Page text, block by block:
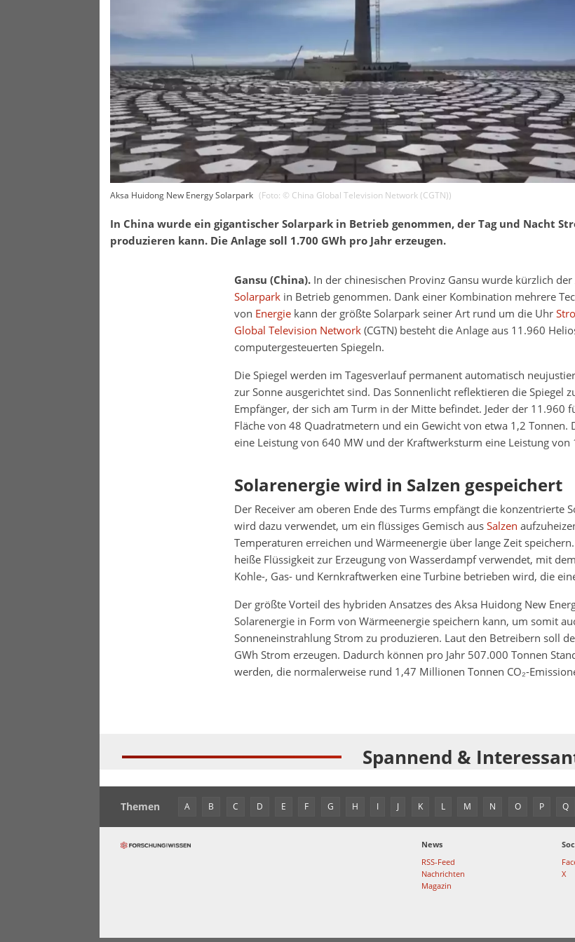
Aksa Huidong New Energy Solarpark (Foto: © China Global Television Network (CGTN))
In China wurde ein gigantischer Solarpark in Betrieb genommen, der Tag und Nacht
produzieren kann. Die Anlage soll 1.700 GWh pro Jahr erzeugen.
Gansu (China). In der chinesischen Provinz Gansu wurde kürzlich
Solarparkin Betrieb genommen. Dank einer Kombination mehrere
von Energiekann der größte Solarpark seiner Art rund um die Uhr
Global Television Network(CGTN) besteht die Anlage aus 11.960
computergesteuerten Spiegeln.
Die Spiegel werden im Tagesverlauf permanent automatisch
zur Sonne ausgerichtet sind. Das Sonnenlicht reflektieren die Spiegel
Empfänger, der sich am Turm in der Mitte befindet. Jeder der 11.960
Fläche von 48 Quadratmetern und ein Gewicht von etwa 1,2 Tonnen.
eine Leistung von 640 MW und der Kraftwerksturm eine Leistung von
Solarenergie wird in Salzen gespeichert
Der Receiver am oberen Ende des Turms empfängt die konzentrierte
wird dazu verwendet, um ein flüssiges Gemisch ausSalzen
Temperaturen erreichen und Wärmeenergie über lange Zeit
heiße Flüssigkeit zur Erzeugung von Wasserdampf verwendet, mit
Kohle-, Gas- und Kernkraftwerken eine Turbine betrieben wird, die
Der größte Vorteil des hybriden Ansatzes des Aksa Huidong New
Solarenergie in Form von Wärmeenergie speichern kann, um somit
Sonneneinstrahlung Strom zu produzieren. Laut den Betreibern soll
GWh Strom erzeugen. Dadurch können pro Jahr 507.000 Tonnen
werden, die normalerweise rund 1,47 Millionen Tonnen CO₂-
Spannend &
Themen A B C D E F G H I J K L M N O P Q
News
RSS-Feed
Nachrichten
Magazin
X